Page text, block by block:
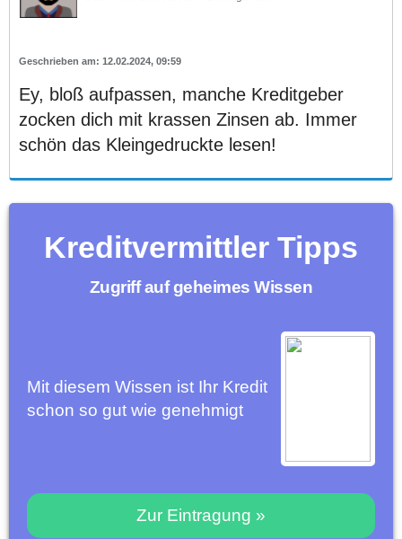
12.02.2024, 09:59
Ey, bloß aufpassen, manche Kreditgeber
zocken dich mit krassen Zinsen ab. Immer
schön das Kleingedruckte lesen!
Kreditvermittler Tipps
Zugriff auf geheimes Wissen
Mit diesem Wissen ist Ihr Kredit
schon so gut wie genehmigt
Zur Eintragung »